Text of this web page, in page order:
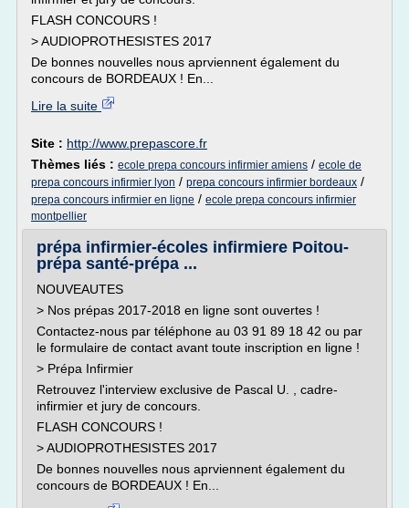
FLASH CONCOURS !
> AUDIOPROTHESISTES 2017
De bonnes nouvelles nous aprviennent également du
concours de BORDEAUX ! En...
Lire la suite
Site : http://www.prepascore.fr
Thèmes liés : ecole prepa concours infirmier amiens / ecole de
prepa concours infirmier lyon / prepa concours infirmier bordeaux /
prepa concours infirmier en ligne / ecole prepa concours infirmier
montpellier
prépa infirmier-écoles infirmiere Poitou-
prépa santé-prépa ...
NOUVEAUTES
> Nos prépas 2017-2018 en ligne sont ouvertes !
Contactez-nous par téléphone au 03 91 89 18 42 ou par
le formulaire de contact avant toute inscription en ligne !
> Prépa Infirmier
Retrouvez l'interview exclusive de Pascal U. , cadre-
infirmier et jury de concours.
FLASH CONCOURS !
> AUDIOPROTHESISTES 2017
De bonnes nouvelles nous aprviennent également du
concours de BORDEAUX ! En...